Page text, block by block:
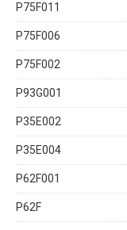
P75F011
P75F006
P75F002
P93G001
P35E002
P35E004
P62F001
P62F